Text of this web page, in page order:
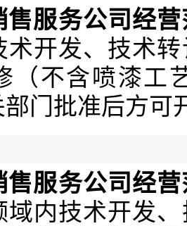
售服务公司经
术开发、技术
（不含喷漆工
部门批准后方可
售服务公司经
域内技术开发